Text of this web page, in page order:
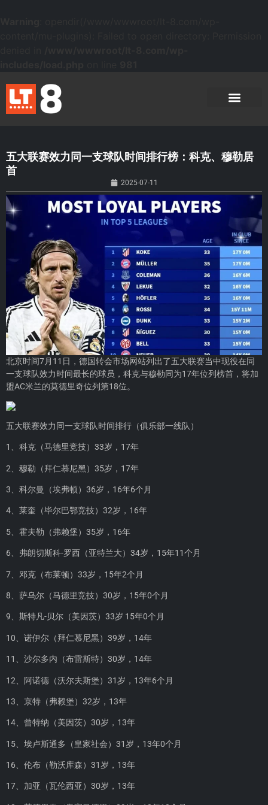
五大联赛效力同一支球队时间排行榜：科克、穆勒居
首
2025-07-11
北京时间7月11日，德国转会市场网站列出了五大联赛当中现役在同
一支球队效力时间最长的球员，科克与穆勒同为17年位列榜首，将加
盟AC米兰的莫德里奇位列第18位。
五大联赛效力同一支球队时间排行（俱乐部一线队）
1、科克（马德里竞技）33岁，17年
2、穆勒（拜仁慕尼黑）35岁，17年
3、科尔曼（埃弗顿）36岁，16年6个月
4、莱奎（毕尔巴鄂竞技）32岁，16年
5、霍夫勒（弗赖堡）35岁，16年
6、弗朗切斯科-罗西（亚特兰大）34岁，15年11个月
7、邓克（布莱顿）33岁，15年2个月
8、萨乌尔（马德里竞技）30岁，15年0个月
9、斯特凡-贝尔（美因茨）33岁 15年0个月
10、诺伊尔（拜仁慕尼黑）39岁，14年
11、沙尔多内（布雷斯特）30岁，14年
12、阿诺德（沃尔夫斯堡）31岁，13年6个月
13、京特（弗赖堡）32岁，13年
14、曾特纳（美因茨）30岁，13年
15、埃卢斯通多（皇家社会）31岁，13年0个月
16、伦布（勒沃库森）31岁，13年
17、加亚（瓦伦西亚）30岁，13年